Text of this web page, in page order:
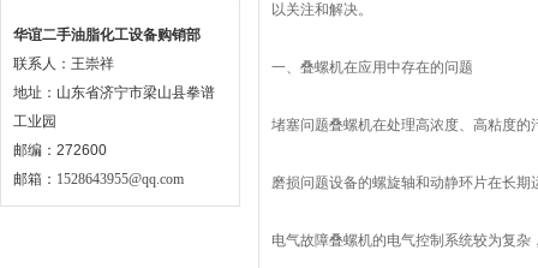
华谊二手油脂化工设备购销部
联系人：王崇祥
地址：山东省济宁市梁山县拳谱
工业园
邮编：272600
邮箱： 1528643955@qq.com
以关注和解决。
一、叠螺机在应用中存在的问题
堵塞问题叠螺机在处理高浓度、高粘度
磨损问题设备的螺旋轴和动静环片在长
电气故障叠螺机的电气控制系统较为复